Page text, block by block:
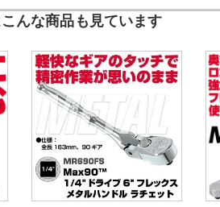
んな商品も見ています